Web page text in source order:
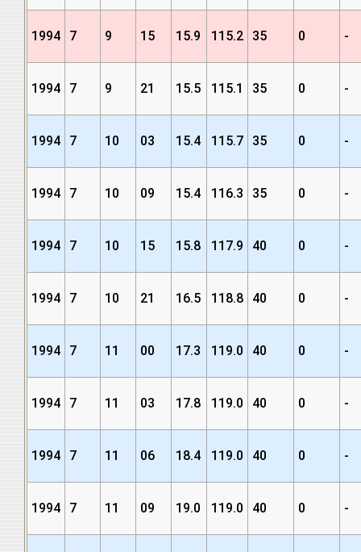
1994 7 9 15 15.9 115.2 35 0 -
1994 7 9 21 15.5 115.1 35 0 -
1994 7 10 03 15.4 115.7 35 0 -
1994 7 10 09 15.4 116.3 35 0 -
1994 7 10 15 15.8 117.9 40 0 -
1994 7 10 21 16.5 118.8 40 0 -
1994 7 11 00 17.3 119.0 40 0 -
1994 7 11 03 17.8 119.0 40 0 -
1994 7 11 06 18.4 119.0 40 0 -
1994 7 11 09 19.0 119.0 40 0 -